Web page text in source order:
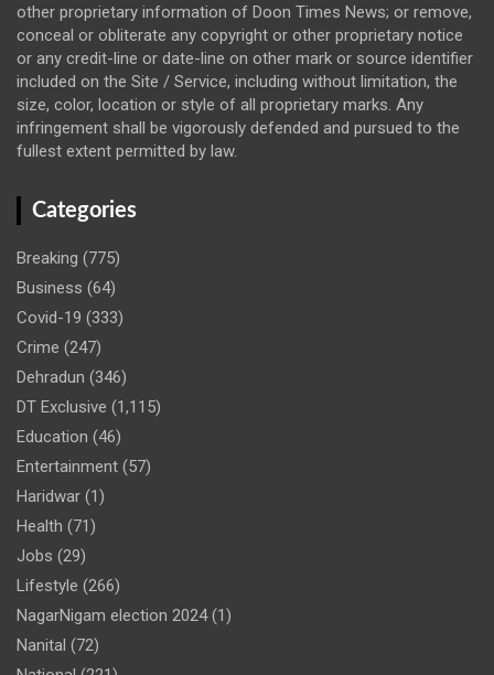
other proprietary information of Doon Times News; or remove,
conceal or obliterate any copyright or other proprietary notice
or any credit-line or date-line on other mark or source identifier
included on the Site / Service, including without limitation, the
size, color, location or style of all proprietary marks. Any
infringement shall be vigorously defended and pursued to the
fullest extent permitted by law.
Categories
Breaking (775)
Business (64)
Covid-19 (333)
Crime (247)
Dehradun (346)
DT Exclusive (1,115)
Education (46)
Entertainment (57)
Haridwar (1)
Health (71)
Jobs (29)
Lifestyle (266)
NagarNigam election 2024(1)
Nanital (72)